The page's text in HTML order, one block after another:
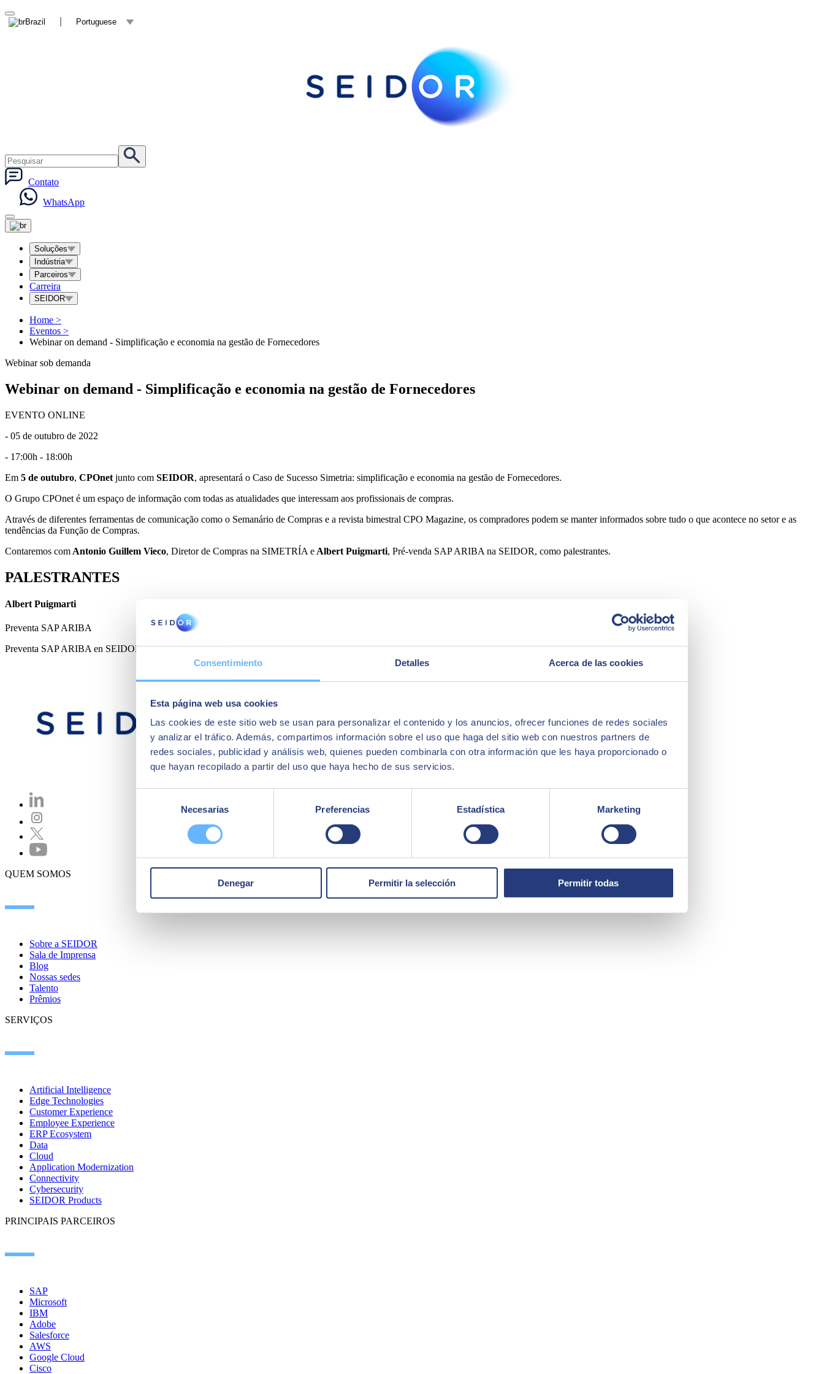
Consentimiento Detalles Acerca de las cookies
Esta página web usa cookies
Las cookies de este sitio web se usan para personalizar el contenido y los anuncios, ofrecer funciones de redes sociales
y analizar el tráfico. Además, compartimos información sobre el uso que haga del sitio web con nuestros partners de
redes sociales, publicidad y análisis web, quienes pueden combinarla con otra información que les haya proporcionado o
que hayan recopilado a partir del uso que haya hecho de sus servicios.
consentimiento
Necesarias Preferencias Estadística Marketing
Denegar Permitir la selección Permitir todas
Brazil Portuguese
Contato
WhatsApp
Soluções
Indústria
Parceiros
Carreira
SEIDOR
Home >
Eventos >
Webinar on demand - Simplificação e economia na gestão de Fornecedores
Webinar sob demanda
Webinar on demand - Simplificação e economia na gestão de Fornecedores
EVENTO ONLINE
- 05 de outubro de 2022
- 17:00h - 18:00h
Em 5 de outubro, CPOnet junto com SEIDOR, apresentará o Caso de Sucesso Simetria: simplificação e economia na gestão de Fornecedores.
O Grupo CPOnet é um espaço de informação com todas as atualidades que interessam aos profissionais de compras.
Através de diferentes ferramentas de comunicação como o Semanário de Compras e a revista bimestral CPO Magazine, os compradores podem se manter informados sobre tudo o que acontece no setor e as
tendências da Função de Compras.
Contaremos com Antonio Guillem Vieco, Diretor de Compras na SIMETRÍA e Albert Puigmarti, Pré-venda SAP ARIBA na SEIDOR, como palestrantes.
PALESTRANTES
Albert Puigmarti
Preventa SAP ARIBA
Preventa SAP ARIBA en SEIDOR
QUEM SOMOS
Sobre a SEIDOR
Sala de Imprensa
Blog
Nossas sedes
Talento
Prêmios
SERVIÇOS
Artificial Intelligence
Edge Technologies
Customer Experience
Employee Experience
ERP Ecosystem
Data
Cloud
Application Modernization
Connectivity
Cybersecurity
SEIDOR Products
PRINCIPAIS PARCEIROS
SAP
Microsoft
IBM
Adobe
Salesforce
AWS
Google Cloud
Cisco